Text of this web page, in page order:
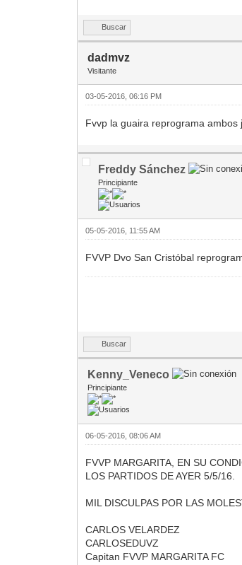
Buscar
dadmvz
Visitante
03-05-2016, 06:16 PM
Fvvp la guaira reprograma
Freddy Sánchez
Principiante
05-05-2016, 11:55 AM
FVVP Dvo San Cristóbal
Buscar
Kenny_Veneco
Principiante
06-05-2016, 08:06 AM
FVVP MARGARITA, EN SU
LOS PARTIDOS DE AYER 5/5/16.
MIL DISCULPAS POR LAS
CARLOS VELARDEZ
CARLOSEDUVZ
Capitan FVVP MARGARITA FC